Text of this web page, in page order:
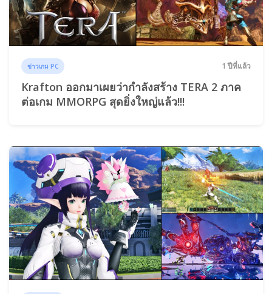
ข่าวเกม PC 1 ปีที่แล้ว
Krafton ออกมาเผยว่ากำลังสร้าง TERA 2 ภาค
ต่อเกม MMORPG สุดยิ่งใหญ่แล้ว!!!